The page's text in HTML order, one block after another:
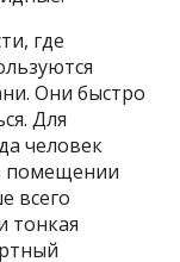
где
Они быстро
Для
человек
помещении
всего
тонкая